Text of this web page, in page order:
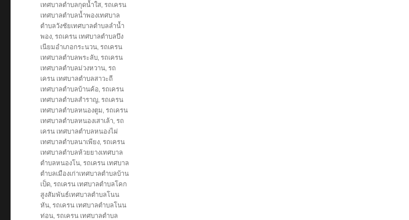
เทศบาลตำบลกุดน้ำใส,รถเครน
เทศบาลตำบลน้ำพองเทศบาล
ตำบลวังชัยเทศบาลตำบลลำน้ำ
พอง,รถเครน เทศบาลตำบลบึง
เนียมอำเภอกระนวน,รถเครน
เทศบาลตำบลพระลับ,รถเครน
เทศบาลตำบลม่วงหวาน,รถ
เครน เทศบาลตำบลสาวะถี
เทศบาลตำบลบ้านค้อ,รถเครน
เทศบาลตำบลสำราญ,รถเครน
เทศบาลตำบลหนองตูม,รถเครน
เทศบาลตำบลหนองเสาเล้า,รถ
เครน เทศบาลตำบลหนองไผ่
เทศบาลตำบลนาเพียง,รถเครน
เทศบาลตำบลห้วยยางเทศบาล
ตำบลหนองโน,รถเครน เทศบาล
ตำบลเมืองเก่าเทศบาลตำบลบ้าน
เป็ด,รถเครน เทศบาลตำบลโคก
สูงสัมพันธ์เทศบาลตำบลโนน
หัน,รถเครน เทศบาลตำบลโนน
ท่อน,รถเครน เทศบาลตำบล